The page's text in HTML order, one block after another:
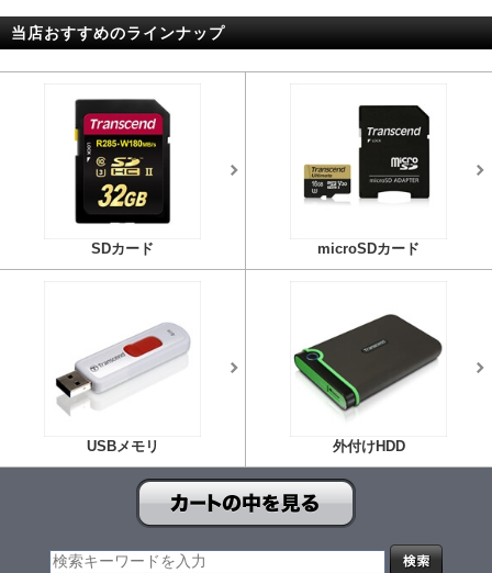
当店おすすめのラインナップ
SDカード microSDカード
USBメモリ 外付けHDD